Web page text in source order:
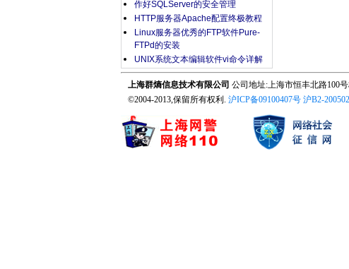
作好SQLServer的安全管理
HTTP服务器Apache配置终极教程
Linux服务器优秀的FTP软件Pure-
FTPd的安装
UNIX系统文本编辑软件vi命令详解
上海群熵信息技术有限公司 公司地址:上海市恒丰北路100
©2004-2013,保留所有权利. 沪ICP备09100407号 沪B2-